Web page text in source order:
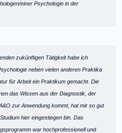
einer Psychologin in der
zukünftigen Tätigkeit habe ich
neben vielen anderen Praktika
für Arbeit ein Praktikum gemacht. Die
das Wissen aus der Diagnostik, der
zur Anwendung kommt, hat mir so gut
hier eingestiegen bin. Das
war hochprofessionell und